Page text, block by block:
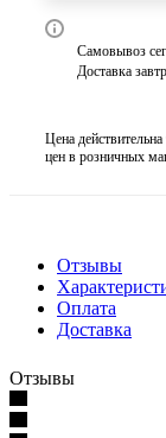
Самовывоз
Доставка
Цена
цен в розничных
Отзывы
Оплата
Доставка
Отзывы